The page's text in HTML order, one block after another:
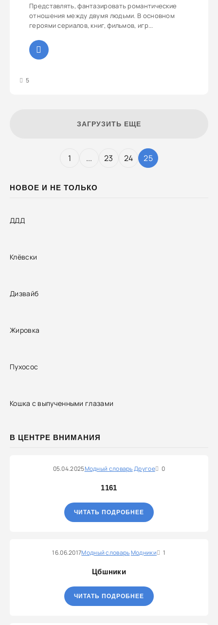
НОВОЕ И НЕ ТОЛЬКО
ДДД
Клёвски
Дизвайб
Жировка
Пухосос
Кошка с выпученными глазами
В ЦЕНТРЕ ВНИМАНИЯ
05.04.2025Модный словарьДругое 0
1161
ЧИТАТЬ ПОДРОБНЕЕ
16.06.2017Модный словарьМодники 1
Цбшники
ЧИТАТЬ ПОДРОБНЕЕ
Представлять, фантазировать романтические
отношения между двумя людьми. В основном
героями сериалов, книг, фильмов, игр...
5
ЗАГРУЗИТЬ ЕЩЕ
1 ... 23 24 25